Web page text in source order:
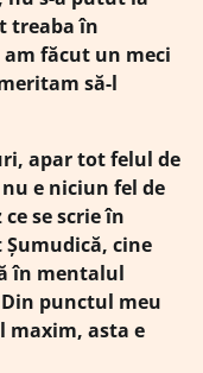
treaba în
făcut un meci
să-l
apar tot felul de
e niciun fel de
se scrie în
cine
în mentalul
punctul meu
maxim, asta e